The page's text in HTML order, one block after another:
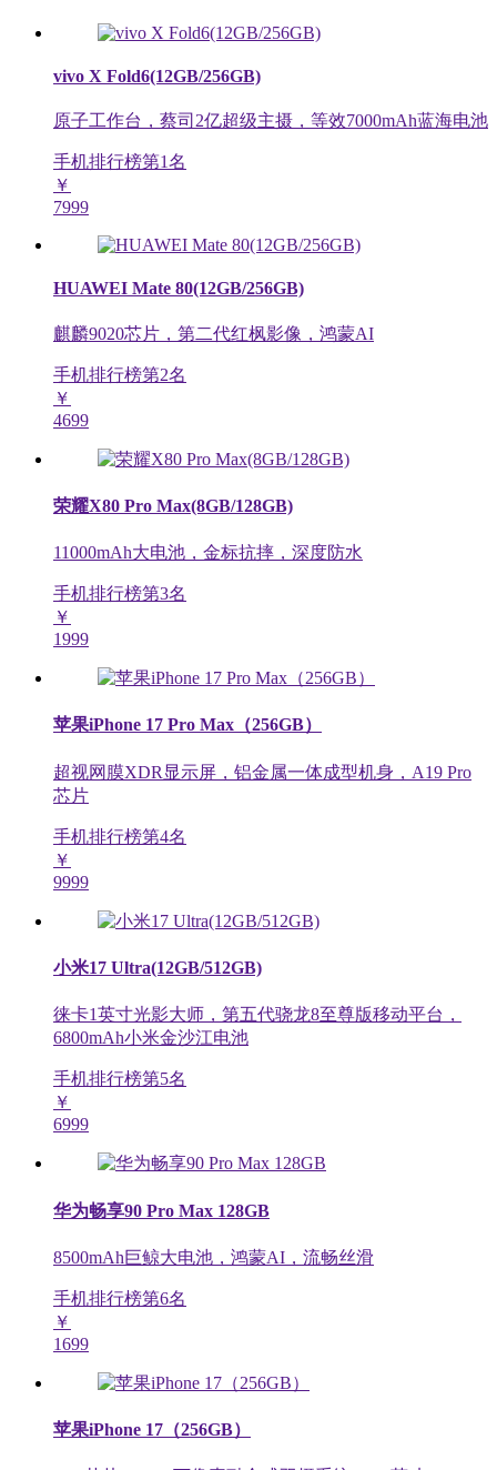
vivo X Fold6(12GB/256GB)
原子工作台，蔡司2亿超级主摄，等效7000mAh蓝海电池
手机排行榜第1名
￥
7999
HUAWEI Mate 80(12GB/256GB)
麒麟9020芯片，第二代红枫影像，鸿蒙AI
手机排行榜第2名
￥
4699
荣耀X80 Pro Max(8GB/128GB)
11000mAh大电池，金标抗摔，深度防水
手机排行榜第3名
￥
1999
苹果iPhone 17 Pro Max（256GB）
超视网膜XDR显示屏，铝金属一体成型机身，A19 Pro
芯片
手机排行榜第4名
￥
9999
小米17 Ultra(12GB/512GB)
徕卡1英寸光影大师，第五代骁龙8至尊版移动平台，
6800mAh小米金沙江电池
手机排行榜第5名
￥
6999
华为畅享90 Pro Max 128GB
8500mAh巨鲸大电池，鸿蒙AI，流畅丝滑
手机排行榜第6名
￥
1699
苹果iPhone 17（256GB）